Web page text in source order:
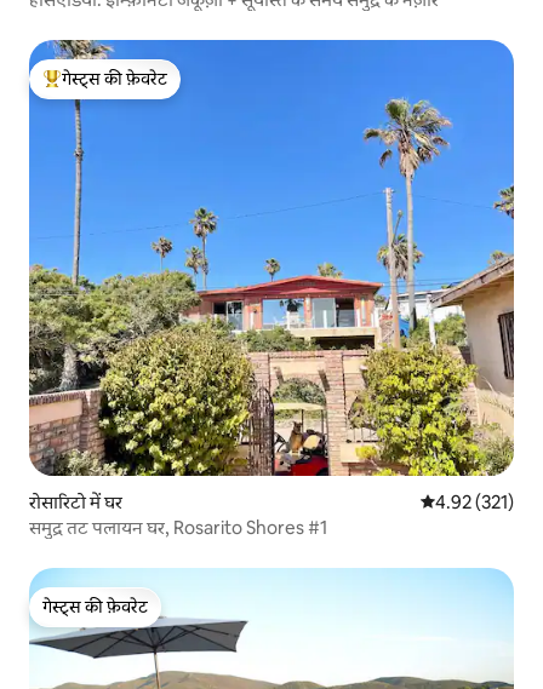
गेस्ट्स का टॉप फ़ेवरेट
गेस्ट्स की फ़ेवरेट
रोसारिटो में घर औसत रेटिंग 5 में से
4.92 (321)
समुद्र तट पलायन घर, Rosarito Shores #1
गेस्ट्स की फ़ेवरेट
गेस्ट्स की फ़ेवरेट